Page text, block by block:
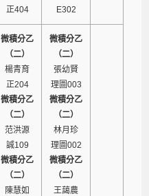
正404
E302
微積分乙
（二）
楊青育
正204
微積分乙
（二）
范洪源
誠109
微積分乙
（二）
陳慧如
微積分乙
（二）
張幼賢
理圖003
微積分乙
（二）
林月珍
理圖002
微積分乙
（二）
王藹農